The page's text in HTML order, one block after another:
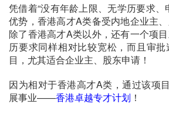
凭借着“没有年龄上限、无学历要求、
优势，香港高才A类备受内地企业主
除了香港高才A类以外，还有一个项
历要求同样相对比较宽松，而且审
目，尤其适合企业主、股东申请！
因为相对于香港高才A类，通过该项
展事业——香港卓越专才计划 ！